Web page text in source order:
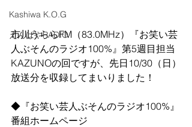
Kashiwa K.O.G
えんぱやRADIO
市川うららFM（83.0MHz）『お笑い芸
人ぶそんのラジオ100%』第5週目担当
KAZUNOの回ですが、先日10/30（日）
放送分を収録してまいりました！
◆『お笑い芸人ぶそんのラジオ100%』
番組ホームページ